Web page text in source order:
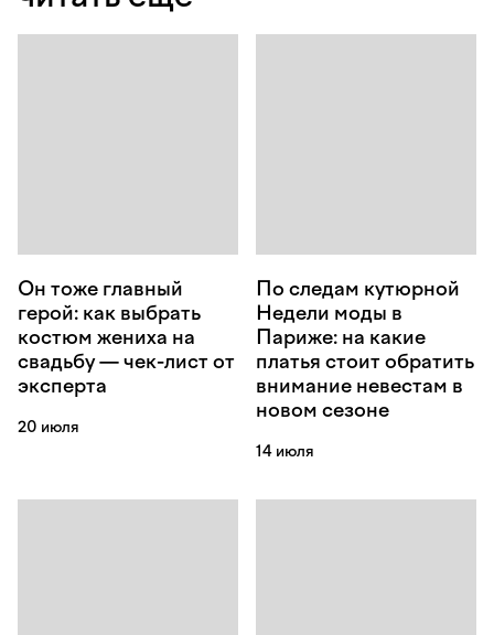
Он тоже главный
герой: как выбрать
костюм жениха на
свадьбу — чек-лист от
эксперта
20 июля
По следам кутюрной
Недели моды в
Париже: на какие
платья стоит обратить
внимание невестам в
новом сезоне
14 июля